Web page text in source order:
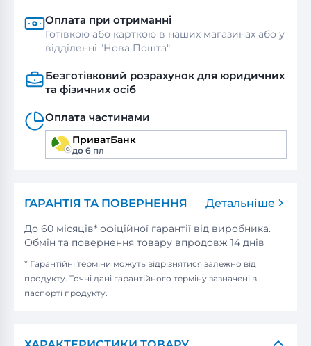
Оплата при отриманні
Готівкою або карткою в наших магазинах або у
відділенні "Нова Пошта"
Безготівковий розрахунок для юридичних
та фізичних осіб
Оплата частинами
ПриватБанк
до 6 пл
ГАРАНТІЯ ТА ПОВЕРНЕННЯ Детальніше
До 60 місяців* офіційної гарантії від виробника.
Обмін та повернення товару впродовж 14 днів
* Гарантійні терміни можуть відрізнятися залежно від
продукту. Точні дані гарантійного терміну зазначені в
паспорті продукту.